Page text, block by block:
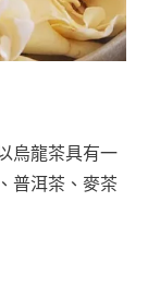
烏龍茶具有一
普洱茶、麥茶